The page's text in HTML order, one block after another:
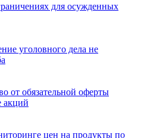
для осужденных
уголовного дела не
от обязательной оферты
акций
цен на продукты по